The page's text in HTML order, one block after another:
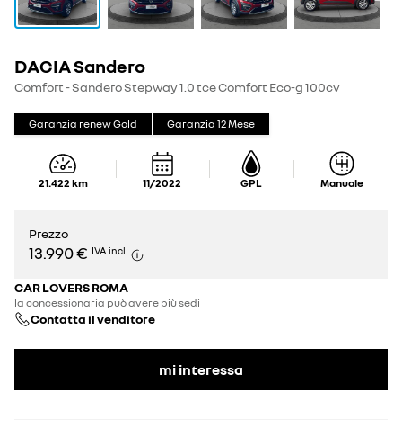
DACIA Sandero
Comfort - Sandero Stepway 1.0 tce Comfort Eco-g 100cv
Garanzia renew Gold Garanzia 12Mese
21.422 km 11/2022 GPL Manuale
Prezzo
13.990 € IVA incl.
CAR LOVERS ROMA
la concessionaria può avere più sedi
Contatta il venditore
mi interessa